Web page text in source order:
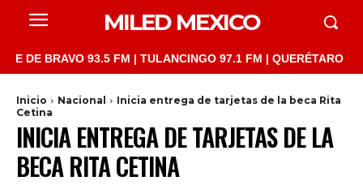
MILED MEXICO
93.5 FM | TULANCINGO 97.1 FM | QUERÉTARO 103.1
Inicio Nacional
Inicia entrega de tarjetas de la beca Rita
Cetina
INICIA ENTREGA DE TARJETAS DE LA
BECA RITA CETINA